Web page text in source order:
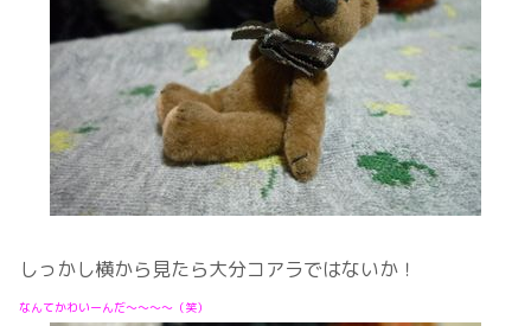
しっかし横から見たら大分コアラではないか！
なんてかわいーんだ～～～～（笑）